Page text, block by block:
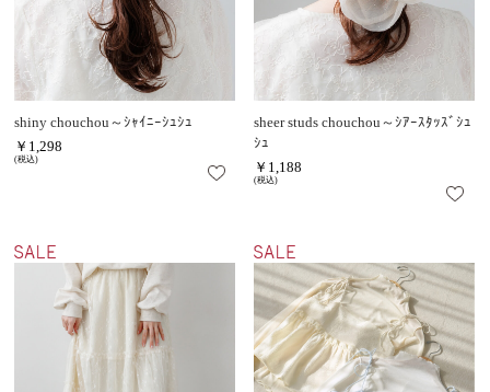
shiny chouchou～ｼｬｲﾆｰｼｭｼｭ
￥1,298
(税込)
sheer studs chouchou～ｼｱｰｽﾀｯｽﾞｼｭ
ｼｭ
￥1,188
(税込)